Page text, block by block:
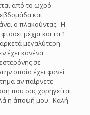
από το ωχρό
και
ο πλακούντας. Η
μέχρι και τα 1
μεγαλύτερη
έχει κανένα
σε
οποία έχει φανεί
αν παίρνετε
που σας χορηγείται
η άποψή μου. Καλή